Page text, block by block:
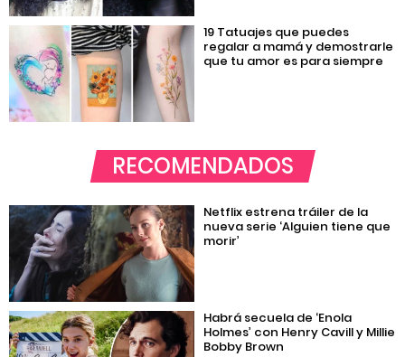
19 Tatuajes que puedes
regalar a mamá y demostrarle
que tu amor es para siempre
RECOMENDADOS
Netflix estrena tráiler de la
nueva serie ‘Alguien tiene que
morir’
Habrá secuela de ‘Enola
Holmes’ con Henry Cavill y Millie
Bobby Brown